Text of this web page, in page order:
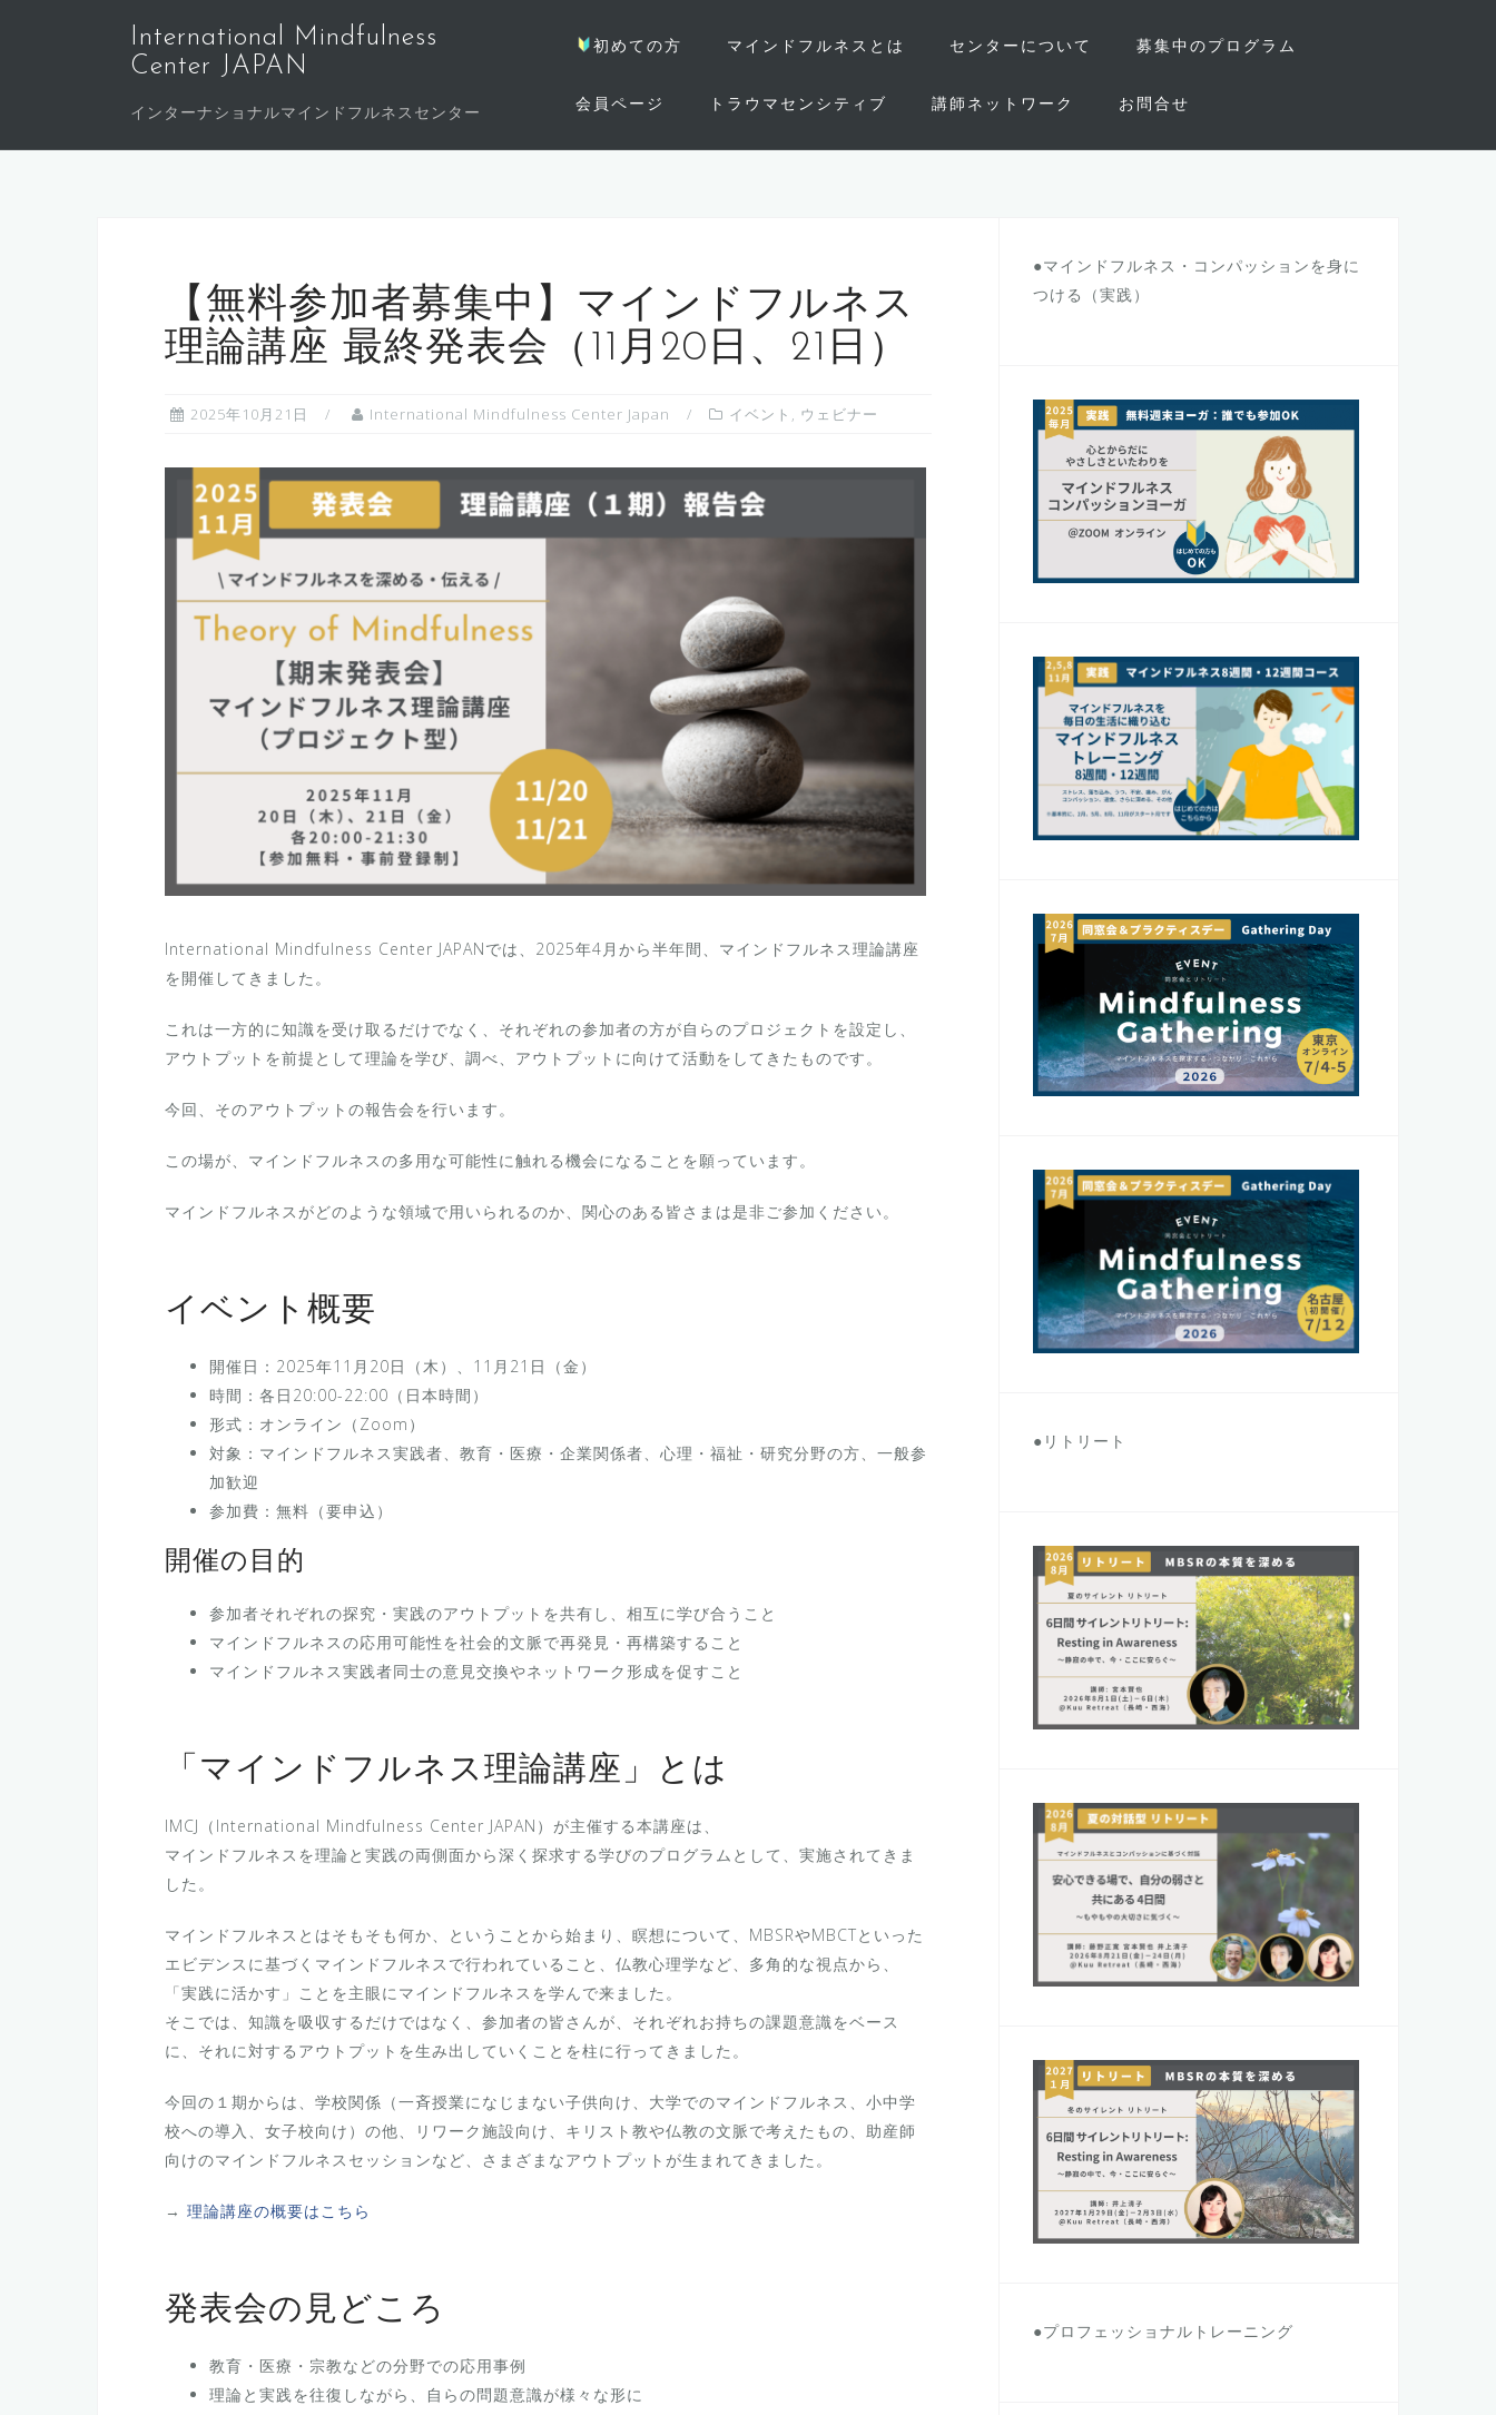
へ
International Mindfulness
Center JAPAN
インターナショナルマインドフルネスセンター
初めての方 マインドフルネスとは センターについて 募集中のプログラム
会員ページ トラウマセンシティブ 講師ネットワーク お問合せ
【無料参加者募集中】マインドフルネス
理論講座 最終発表会（11月20日、21日）
2025年10月21日 International Mindfulness Center Japan イベント , ウェビナー
International Mindfulness Center JAPANでは、2025年4月から半年間、マインドフルネス理論講座
を開催してきました。
これは一方的に知識を受け取るだけでなく、それぞれの参加者の方が自らのプロジェクトを設定し、
アウトプットを前提として理論を学び、調べ、アウトプットに向けて活動をしてきたものです。
今回、そのアウトプットの報告会を行います。
この場が、マインドフルネスの多用な可能性に触れる機会になることを願っています。
マインドフルネスがどのような領域で用いられるのか、関心のある皆さまは是非ご参加ください。
イベント概要
開催日：2025年11月20日（木）、11月21日（金）
時間：各日20:00-22:00（日本時間）
形式：オンライン（Zoom）
対象：マインドフルネス実践者、教育・医療・企業関係者、心理・福祉・研究分野の方、一般参
加歓迎
参加費：無料（要申込）
開催の目的
参加者それぞれの探究・実践のアウトプットを共有し、相互に学び合うこと
マインドフルネスの応用可能性を社会的文脈で再発見・再構築すること
マインドフルネス実践者同士の意見交換やネットワーク形成を促すこと
「マインドフルネス理論講座」とは
IMCJ（International Mindfulness Center JAPAN）が主催する本講座は、
マインドフルネスを理論と実践の両側面から深く探求する学びのプログラムとして、実施されてきま
した。
マインドフルネスとはそもそも何か、ということから始まり、瞑想について、MBSRやMBCTといった
エビデンスに基づくマインドフルネスで行われていること、仏教心理学など、多角的な視点から、
「実践に活かす」ことを主眼にマインドフルネスを学んで来ました。
そこでは、知識を吸収するだけではなく、参加者の皆さんが、それぞれお持ちの課題意識をベース
に、それに対するアウトプットを生み出していくことを柱に行ってきました。
今回の１期からは、学校関係（一斉授業になじまない子供向け、大学でのマインドフルネス、小中学
校への導入、女子校向け）の他、リワーク施設向け、キリスト教や仏教の文脈で考えたもの、助産師
向けのマインドフルネスセッションなど、さまざまなアウトプットが生まれてきました。
→ 理論講座の概要はこちら
発表会の見どころ
教育・医療・宗教などの分野での応用事例
理論と実践を往復しながら、自らの問題意識が様々な形に
●マインドフルネス・コンパッションを身に
つける（実践）
●リトリート
●プロフェッショナルトレーニング